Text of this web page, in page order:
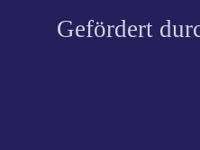
Gefördert